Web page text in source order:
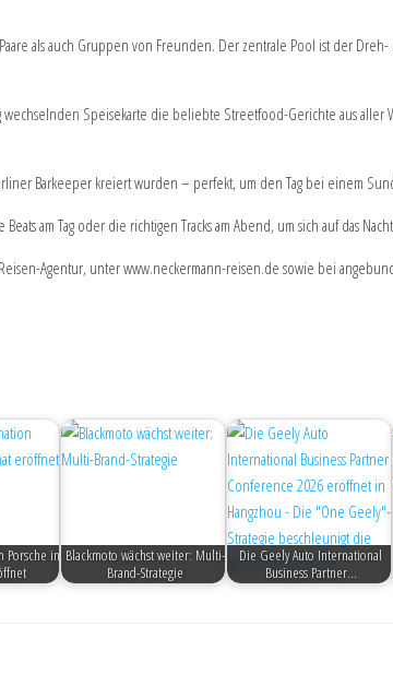
als auch Gruppen von Freunden. Der zentrale Pool ist der
Speisekarte die beliebte Streetfood-Gerichte aus
Barkeeper kreiert wurden – perfekt, um den Tag bei einem
am Tag oder die richtigen Tracks am Abend, um sich auf das
Agentur, unter www.neckermann-reisen.de sowie bei
Porsche in Blackmoto wächst weiter: Multi-
Brand-Strategie
Die Geely Auto International
Business Partner…